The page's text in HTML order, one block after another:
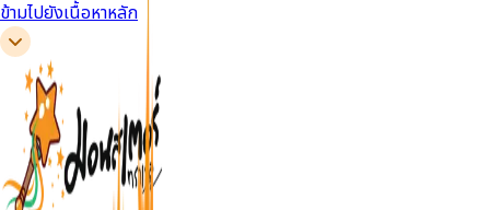
ข้ามไปยังเนื้อหาหลัก